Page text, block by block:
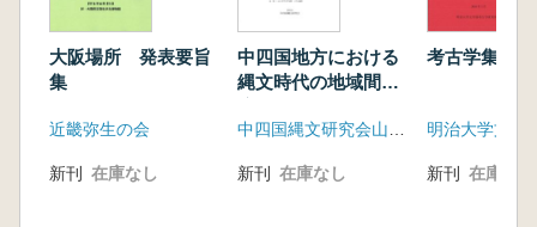
大阪場所 発表要旨
集
近畿弥生の会
新刊 在庫なし
中四国地方における
縄文時代の地域間交
中四国縄文研究会山口大会実行委員会事務局
新刊 在庫なし
考古学集刊
新刊 在庫なし